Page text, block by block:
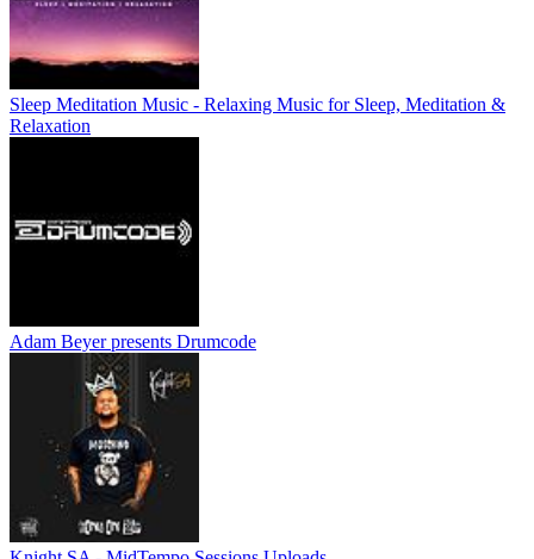
Sleep Meditation Music - Relaxing Music for Sleep, Meditation &
Relaxation
Adam Beyer presents Drumcode